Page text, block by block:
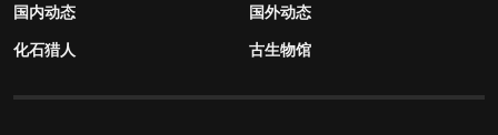
国内动态
国外动态
化石猎人
古生物馆